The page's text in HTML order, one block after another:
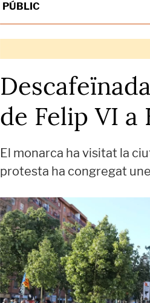
PÚBLIC
de Felip VI a
El monarca ha visitat la
protesta ha congregat